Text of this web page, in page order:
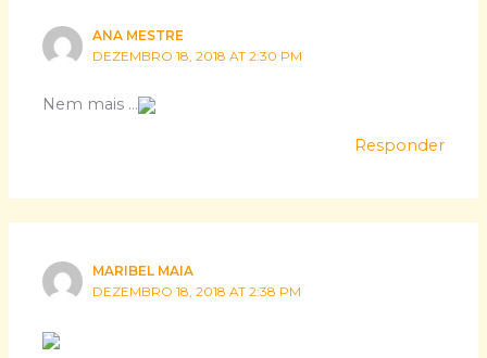
ANA MESTRE
DEZEMBRO 18, 2018 AT 2:30 PM
Nem mais …
Responder
MARIBEL MAIA
DEZEMBRO 18, 2018 AT 2:38 PM